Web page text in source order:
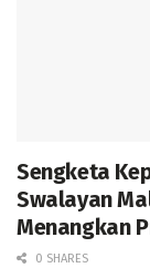
Sengketa
Swalayan
Menangkan
0 SHARES